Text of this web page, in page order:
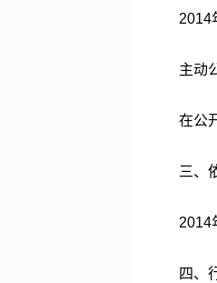
2014
主动
在公
三、
2014
四、